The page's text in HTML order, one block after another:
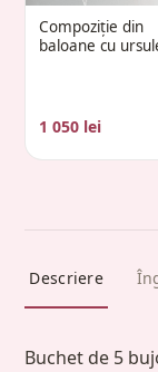
Compoziție din
baloane cu
1 050 lei
Descriere
Buchet de 5